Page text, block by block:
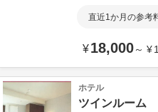
直近1か月の参考
¥18,000～ ¥
ホテル
ツインルーム